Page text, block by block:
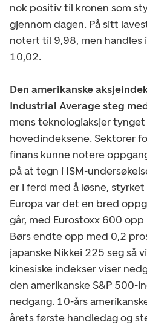
nok positiv til kronen som
gjennom dagen. På sitt
notert til 9,98, men handles
10,02.
Den amerikanske
Industrial Average steg
mens teknologiaksjer
hovedindeksene. Sektorer
finans kunne notere
på at tegn i ISM-
er i ferd med å løsne,
Europa var det en bred
går, med Eurostoxx 600
Børs endte opp med 0,2
japanske Nikkei 225 seg så
kinesiske indekser viser
den amerikanske S&P 500-
nedgang. 10-års
årets første handledag og